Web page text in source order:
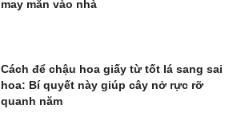
may mắn vào nhà
Cách để chậu hoa giấy từ tốt lá sang sai
hoa: Bí quyết này giúp cây nở rực rỡ
quanh năm